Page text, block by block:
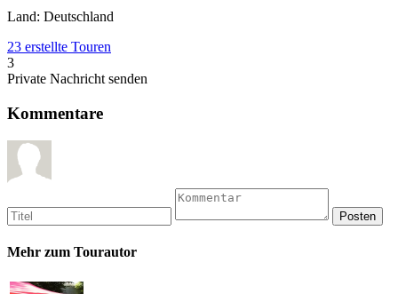
Land: Deutschland
23 erstellte Touren
3
Private Nachricht senden
Kommentare
Mehr zum Tourautor